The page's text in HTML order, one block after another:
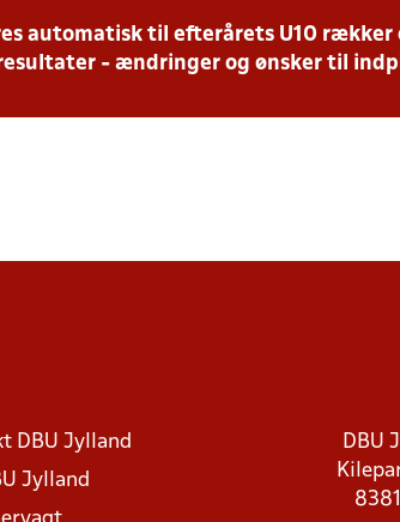
automatisk til efterårets U10
- ændringer og ønsker til
DBU Jylland
Jylland
DBU